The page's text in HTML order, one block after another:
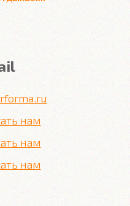
нам
нам
нам